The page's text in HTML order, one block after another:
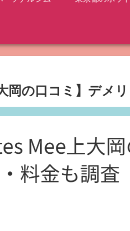
岡の口コミ】デメ